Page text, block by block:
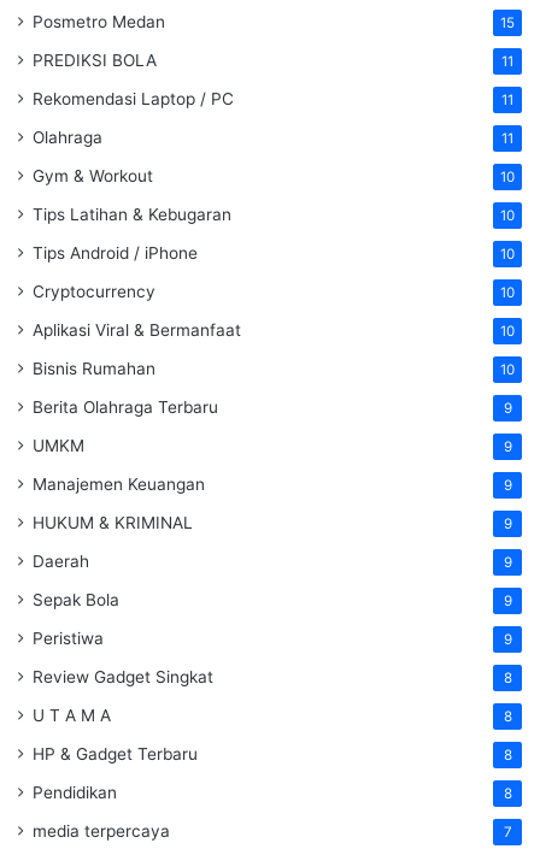
Posmetro Medan 15
PREDIKSI BOLA 11
Rekomendasi Laptop / PC 11
Olahraga 11
Gym & Workout 10
Tips Latihan & Kebugaran 10
Tips Android / iPhone 10
Cryptocurrency 10
Aplikasi Viral & Bermanfaat 10
Bisnis Rumahan 10
Berita Olahraga Terbaru 9
UMKM 9
Manajemen Keuangan 9
HUKUM & KRIMINAL 9
Daerah 9
Sepak Bola 9
Peristiwa 9
Review Gadget Singkat 8
U T A M A 8
HP & Gadget Terbaru 8
Pendidikan 8
media terpercaya 7